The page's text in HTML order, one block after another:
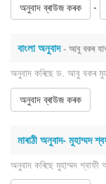
অনুবাদ ব্ৰাউজ কৰক -
বাংলা অনুবাদ- আবু বকৰ
অনুবাদ কৰিছে ড. আবু বকৰ
অনুবাদ ব্ৰাউজ কৰক
মাৰাঠী অনুবাদ- মুহাম্মদ
অনুবাদ কৰিছে মুহাম্মদ শ্বাফী